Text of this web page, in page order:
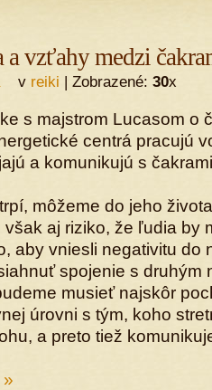
vzťahy medzi
v reiki | Zobrazené: 30x
s majstrom Lucasom o
centrá pracujú
a komunikujú s
môžeme do jeho
aj riziko, že ľudia by
aby vniesli negativitu do
spojenie s druhým
musieť najskôr
úrovni s tým, koho
a preto tiež